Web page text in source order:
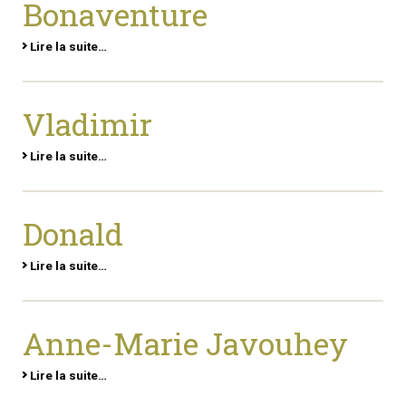
Bonaventure
Lire la suite…
Vladimir
Lire la suite…
Donald
Lire la suite…
Anne-Marie Javouhey
Lire la suite…